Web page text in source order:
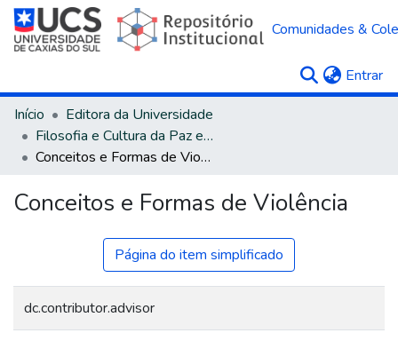
Comunidades &
Entrar
Início
Editora da Universidade
Filosofia e Cultura da Paz e Humanidades
Conceitos e Formas de Violência
Conceitos e Formas de Violência
Página do item simplificado
dc.contributor.advisor